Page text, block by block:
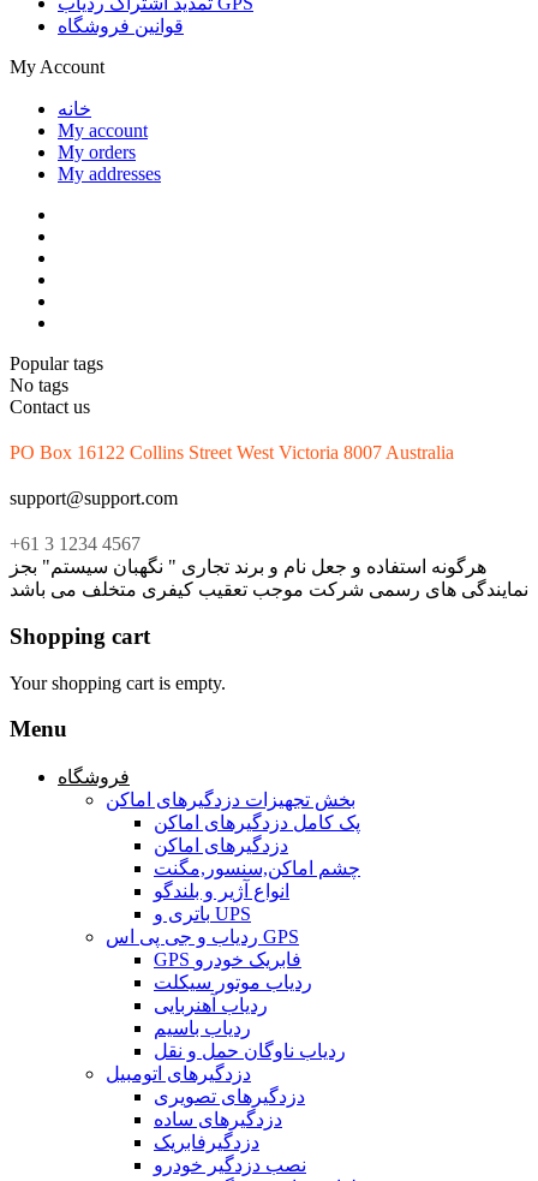
قوانین فروشگاه
My Account
خانه
My account
My orders
My addresses
Popular tags
No tags
Contact us
PO Box 16122 Collins Street West Victoria 8007 Australia
support@support.com
+61 3 1234 4567
هرگونه استفاده و جعل نام و برند تجاری " نگهبان سیستم" بجز
نمایندگی های رسمی شرکت موجب تعقیب کیفری متخلف می باشد
Shopping cart
Your shopping cart is empty.
Menu
فروشگاه
بخش تجهیزات دزدگیرهای اماکن
پک کامل دزدگیرهای اماکن
دزدگیرهای اماکن
چشم اماکن,سنسور,مگنت
انواع آژیر و بلندگو
باتری و UPS
ردیاب و جی پی اس GPS
GPS فابریک خودرو
ردیاب موتور سیکلت
ردیاب آهنربایی
ردیاب باسیم
ردیاب ناوگان حمل و نقل
دزدگیرهای اتومبیل
دزدگیرهای تصویری
دزدگیرهای ساده
دزدگیرفابریک
نصب دزدگیر خودرو